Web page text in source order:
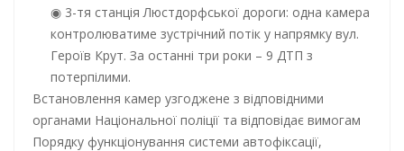
3-тя станція Люстдорфської дороги: одна камера
контролюватиме зустрічний потік у напрямку вул.
Героїв Крут. За останні три роки – 9 ДТП з
потерпілими.
Встановлення камер узгоджене з відповідними
органами Національної поліції та відповідає вимогам
Порядку функціонування системи автофіксації,